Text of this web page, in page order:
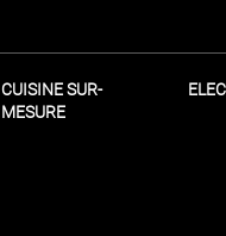
CUISINE SUR-
MESURE